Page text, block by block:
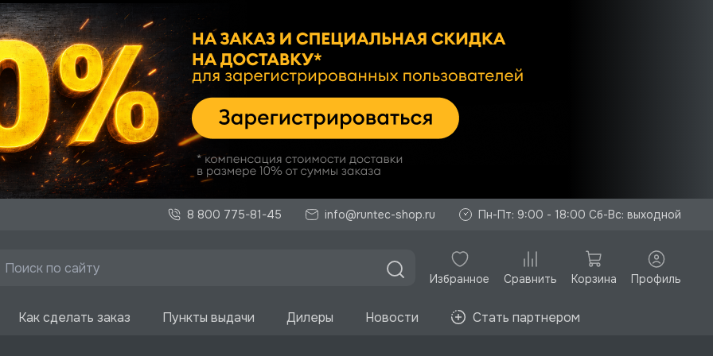
8 800 775-81-45 info@runtec-shop.ru Пн-Пт: 9:00 - 18:00 Сб-Вс: выходной
Избранное Сравнить Корзина Профиль
Как сделать заказ Пункты выдачи Дилеры Новости Стать партнером